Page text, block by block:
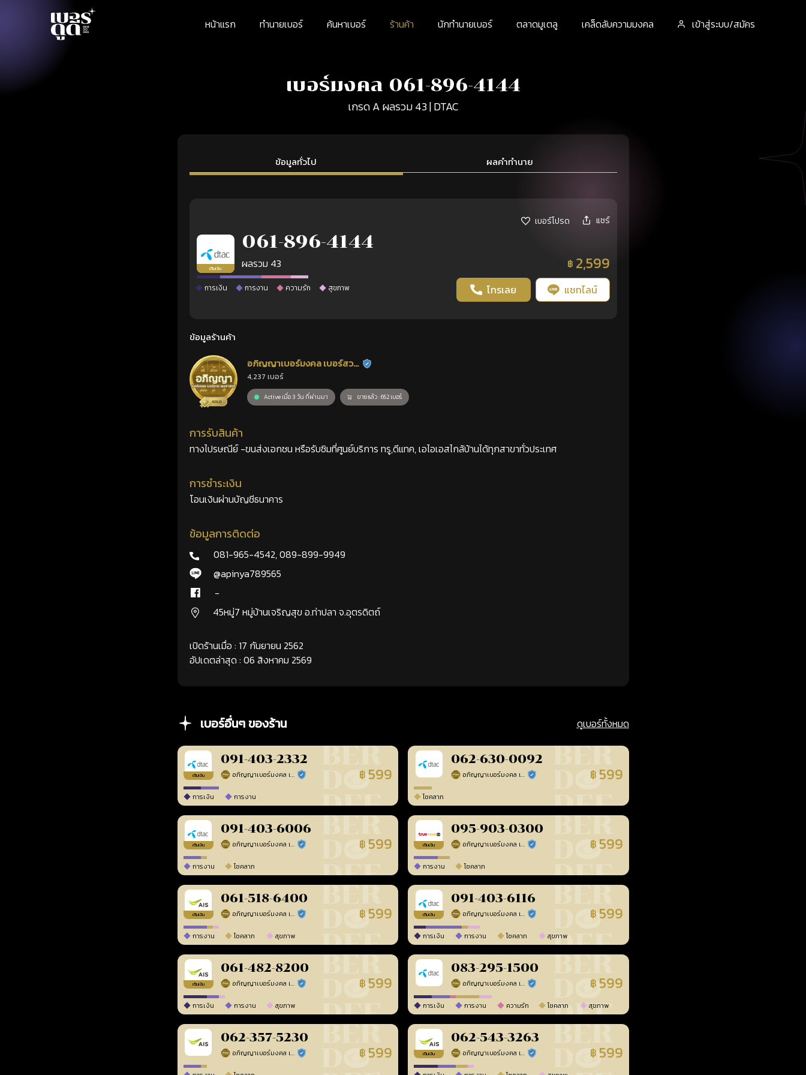
หน้าแรก ทำนายเบอร์ ค้นหาเบอร์ ร้านค้า นักทำนายเบอร์ ตลาดมูเตลู เคล็ดลับความมงคล เข้าสู่ระบบ/สมัคร
เบอร์มงคล 061-896-4144
เกรด A ผลรวม 43 | DTAC
ข้อมูลทั่วไป ผลคำทำนาย
เบอร์โปรด แชร์
เติมเงิน
061-896-4144
ผลรวม 43 ฿ 2,599
การเงิน การงาน ความรัก สุขภาพ โทรเลย แชทไลน์
ข้อมูลร้านค้า
อภิญญาเบอร์มงคล เบอร์สวย
เลขศาสตร์
ร้านยืนยันแล้ว
4,237 เบอร์
Active เมื่อ 3 วัน ที่ผ่านมา ขายแล้ว : 652 เบอร์
การรับสินค้า
ทางไปรษณีย์ -ขนส่งเอกชน หรือรับซิมที่ศูนย์บริการ ทรู,ดีแทค, เอไอเอสไกล้บ้านได้ทุกสาขาทั่วประเทศ
การชำระเงิน
โอนเงินผ่านบัญชีธนาคาร
ข้อมูลการติดต่อ
081-965-4542,089-899-9949
@apinya789565
-
45หมู่7 หมู่บ้านเจริญสุข อ.ท่าปลา จ.อุตรดิตถ์
เปิดร้านเมื่อ : 17 กันยายน 2562
อัปเดตล่าสุด : 06 สิงหาคม 2569
เบอร์อื่นๆ ของร้าน ดูเบอร์ทั้งหมด
เติมเงิน
091-403-2332
อภิญญาเบอร์มงคล เบอร์สวยเลขศาสตร์ ร้านยืนยันแล้ว ฿ 599
การเงิน การงาน
062-630-0092
อภิญญาเบอร์มงคล เบอร์สวยเลขศาสตร์ ร้านยืนยันแล้ว ฿ 599
โชคลาภ
เติมเงิน
091-403-6006
อภิญญาเบอร์มงคล เบอร์สวยเลขศาสตร์ ร้านยืนยันแล้ว ฿ 599
การงาน โชคลาภ
เติมเงิน
095-903-0300
อภิญญาเบอร์มงคล เบอร์สวยเลขศาสตร์ ร้านยืนยันแล้ว ฿ 599
การงาน โชคลาภ
เติมเงิน
061-518-6400
อภิญญาเบอร์มงคล เบอร์สวยเลขศาสตร์ ร้านยืนยันแล้ว ฿ 599
การงาน โชคลาภ สุขภาพ
เติมเงิน
091-403-6116
อภิญญาเบอร์มงคล เบอร์สวยเลขศาสตร์ ร้านยืนยันแล้ว ฿ 599
การเงิน การงาน โชคลาภ สุขภาพ
เติมเงิน
061-482-8200
อภิญญาเบอร์มงคล เบอร์สวยเลขศาสตร์ ร้านยืนยันแล้ว ฿ 599
การเงิน การงาน สุขภาพ
083-295-1500
อภิญญาเบอร์มงคล เบอร์สวยเลขศาสตร์ ร้านยืนยันแล้ว ฿ 599
การเงิน การงาน ความรัก โชคลาภ สุขภาพ
062-357-5230
อภิญญาเบอร์มงคล เบอร์สวยเลขศาสตร์ ร้านยืนยันแล้ว ฿ 599 เติมเงิน
062-543-3263
อภิญญาเบอร์มงคล เบอร์สวยเลขศาสตร์ ร้านยืนยันแล้ว ฿ 599